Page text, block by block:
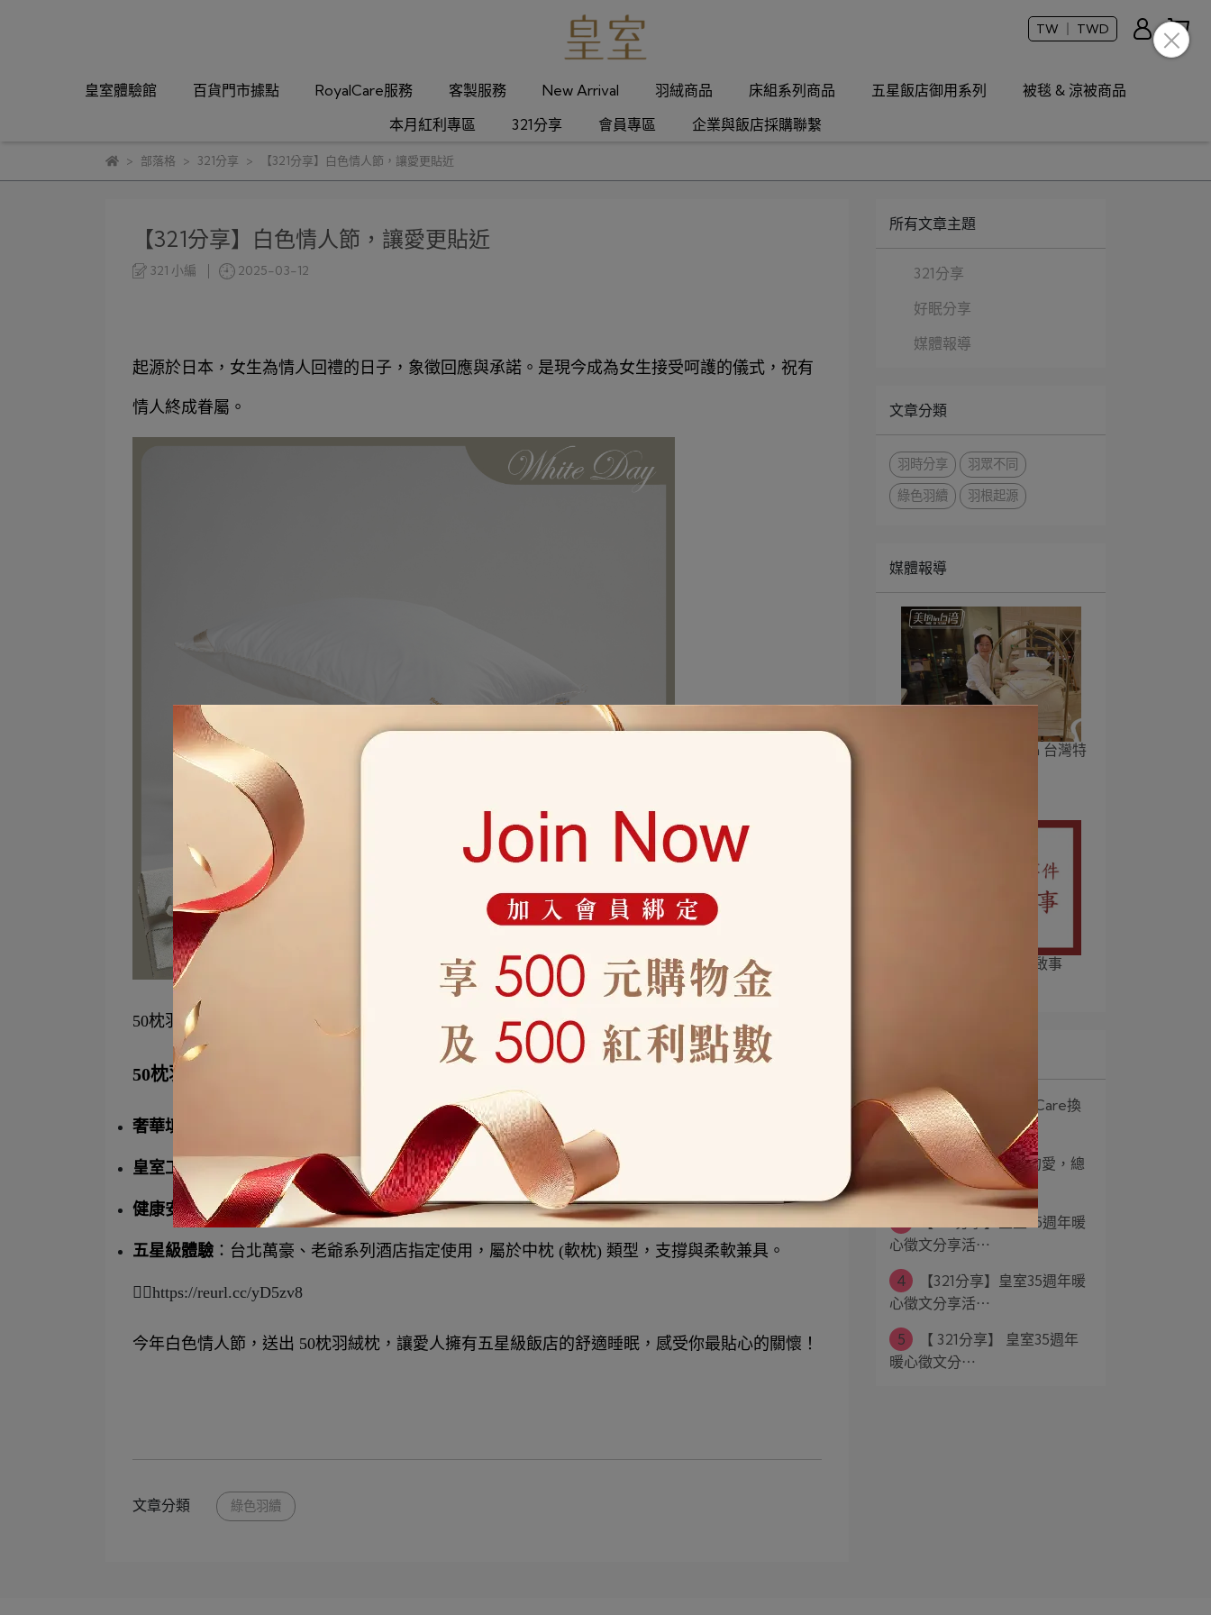
TW ｜ TWD
皇室體驗館 百貨門市據點 RoyalCare服務 客製服務 New Arrival 羽絨商品 床組系列商品 五星飯店御用系列
被毯 & 涼被商品
本月紅利專區
321分享 會員專區 企業與飯店採購聯繫
部落格 321分享 【321分享】白色情人節，讓愛更貼近
【321分享】白色情人節，讓愛更貼近
321 小編 2025-03-12
起源於日本，女生為情人回禮的日子，象徵回應與承諾。是現今成為女生接受呵護的儀式，祝有
情人終成眷屬。
50枕羽絨枕：最貼心的回禮選擇
50枕羽絨枕
奢華填充 ：50%羽絨 + 50%小羽毛，勻稱比例，柔軟舒適。
皇室工藝 ：3公分內 21 針精緻車縫，100% 純棉表布，透氣親膚。
健康安全：日本磁化有氧技術處理，除臭、高溫殺菌，耐用衛生。
五星級體驗 ：台北萬豪、老爺系列酒店指定使用，屬於中枕 (軟枕) 類型，支撐與柔軟兼具。
👉🏻https://reurl.cc/yD5zv8
今年白色情人節，送出 50枕羽絨枕，讓愛人擁有五星級飯店的舒適睡眠，感受你最貼心的關懷！
文章分類 綠色羽續
所有文章主題
321分享
好眠分享
媒體報導
文章分類
羽時分享
羽眾不同
綠色羽續
羽根起源
媒體報導
《 年代 MUCH台 美的in 台灣特
皇室股份有限公司聲明啟事
1
【321分享】RoyalCare換
殼服務⋯
【321分享】父親的愛，總
是安靜，卻從未⋯
【321分享】皇室35週年暖
心徵文分享活⋯
4
【321分享】皇室35週年暖
心徵文分享活⋯
5
【 321分享】 皇室35週年
暖心徵文分⋯